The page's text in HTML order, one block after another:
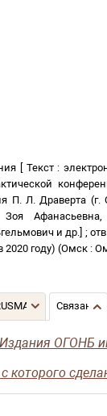
Текст :
П. Л. Драверта (г.
Зоя
и др.] ;
2020 году) (Омск :
ОГОНБ
которого